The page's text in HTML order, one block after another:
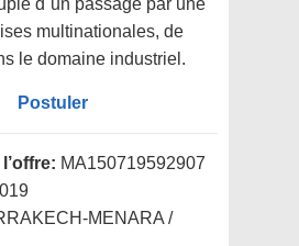
d´un passage par une
multinationales, de
le domaine industriel.
Postuler
MA150719592907
MENARA /